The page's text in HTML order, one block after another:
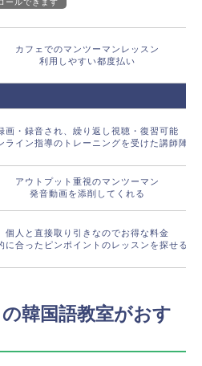
カフェでのマンツーマンレッスン
利用しやすい都度払い
画・録音され、繰り返し視聴・復習可能
ライン指導のトレーニングを受けた講師陣
アウトプット重視のマンツーマン
発音動画を添削してくれる
個人と直接取り引きなのでお得な料金
に合ったピンポイントのレッスンを探せる
ールできます
韓国語教室がおす